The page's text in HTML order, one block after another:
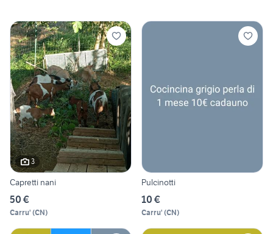
3
Capretti nani
50 €
Carru' (CN)
Pulcinotti
10 €
Carru' (CN)